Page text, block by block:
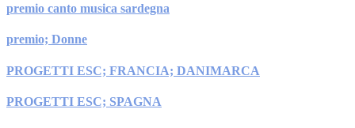
premio canto musica sardegna
premio; Donne
PROGETTI ESC; FRANCIA; DANIMARCA
PROGETTI ESC; SPAGNA